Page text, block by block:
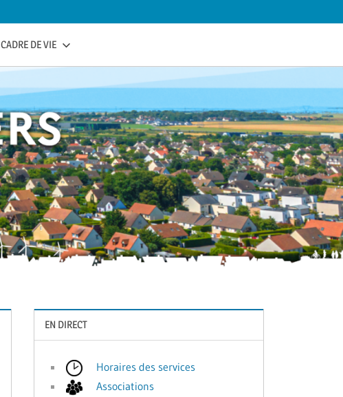
CADRE DE VIE
EN DIRECT
Horaires des services
Associations